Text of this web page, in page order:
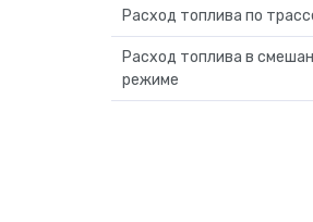
Расход топлива по
Расход топлива в
режиме